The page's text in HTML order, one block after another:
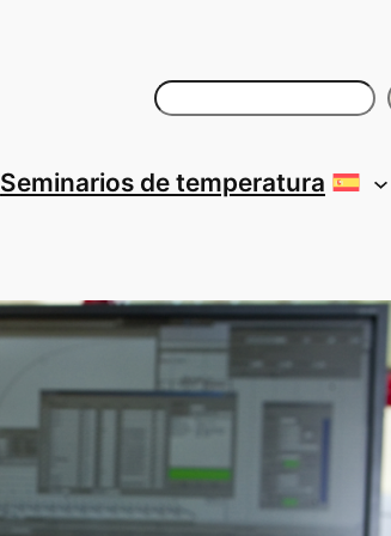
Buscar
Seminarios de temperatura